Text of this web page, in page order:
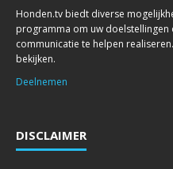
Honden.tv biedt diverse
programma om uw
communicatie te helpen
bekijken.
Deelnemen
DISCLAIMER